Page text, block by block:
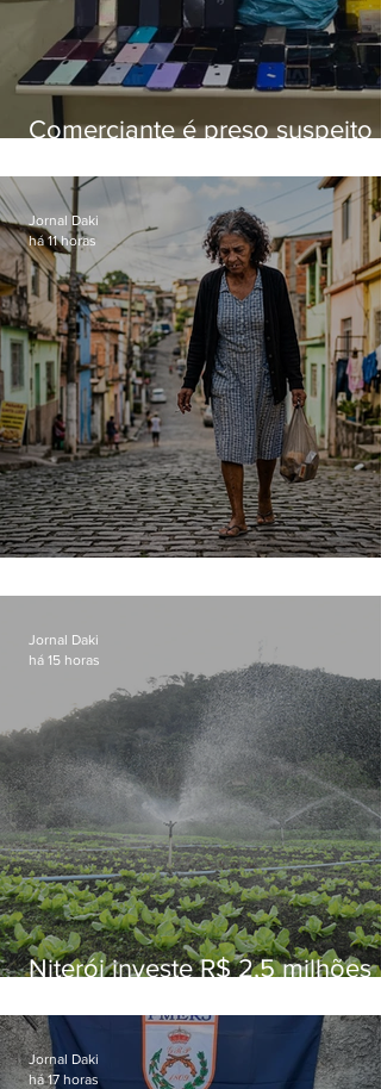
Comerciante é preso suspeito
loja
Jornal Daki
há 11 horas
Niterói investe R$ 2,5 milhões
familiar para merenda escolar
Jornal Daki
há 15 horas
Jornal Daki
há 17 horas